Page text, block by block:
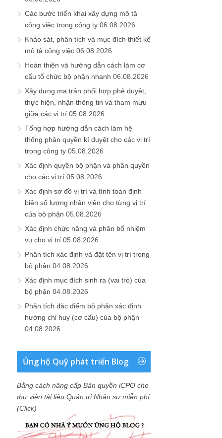
Các bước triển khai xây dựng mô tả
công việc trong công ty 06.08.2026
Khảo sát, phân tích và mục đích thiết kế
mô tả công việc 06.08.2026
Hoàn thiện và hướng dẫn cách làm cơ
cấu tổ chức bộ phận nhanh 06.08.2026
Xây dựng ma trận phối hợp phê duyệt,
thực hiện, nhận thông tin và tham mưu
giữa các vị trí 05.08.2026
Tổng hợp hướng dẫn cách làm hệ
thống phân quyền kí duyệt cho các vị trí
trong công ty 05.08.2026
Xác định quyền bộ phận và phân quyền
cho các vị trí 05.08.2026
Xác định sơ đồ vị trí và tính toán định
biên số lượng nhân viên cho từng vị trí
của bộ phận 05.08.2026
Xác định chức năng và phân bổ nhiệm
vụ cho vị trí 05.08.2026
Phân tích xác định và đặt tên vị trí trong
bộ phận 04.08.2026
Xác định mục đích sinh ra (vai trò) của
bộ phận 04.08.2026
Phân tích đặc điểm bộ phận xác định
hướng chỉ huy (cơ cấu) của bộ phận
04.08.2026
Ủng hộ Quỹ phát triển Blog
Bằng cách nâng cấp Bản quyền iCPO cho
thư viện tài liệu Quản trị Nhân sự miễn phí
(Click)